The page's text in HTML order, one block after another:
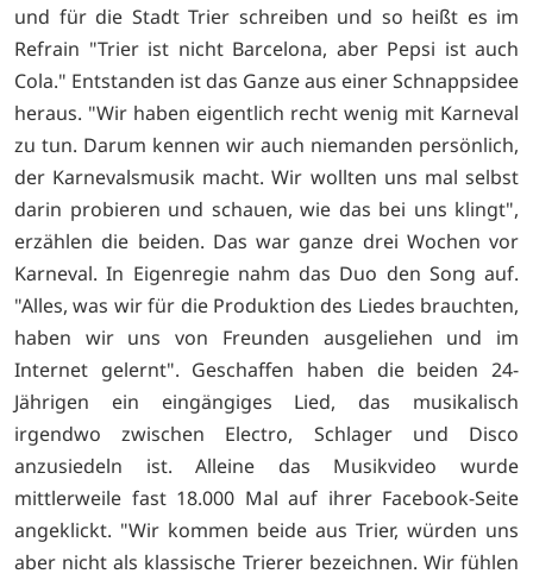
und für die Stadt Trier schreiben und so heißt es im
Refrain "Trier ist nicht Barcelona, aber Pepsi ist auch
Cola." Entstanden ist das Ganze aus einer Schnappsidee
heraus. "Wir haben eigentlich recht wenig mit Karneval
zu tun. Darum kennen wir auch niemanden persönlich,
der Karnevalsmusik macht. Wir wollten uns mal selbst
darin probieren und schauen, wie das bei uns klingt",
erzählen die beiden. Das war ganze drei Wochen vor
Karneval. In Eigenregie nahm das Duo den Song auf.
"Alles, was wir für die Produktion des Liedes brauchten,
haben wir uns von Freunden ausgeliehen und im
Internet gelernt". Geschaffen haben die beiden 24-
Jährigen ein eingängiges Lied, das musikalisch
irgendwo zwischen Electro, Schlager und Disco
anzusiedeln ist. Alleine das Musikvideo wurde
mittlerweile fast 18.000 Mal auf ihrer Facebook-Seite
angeklickt. "Wir kommen beide aus Trier, würden uns
aber nicht als klassische Trierer bezeichnen. Wir fühlen